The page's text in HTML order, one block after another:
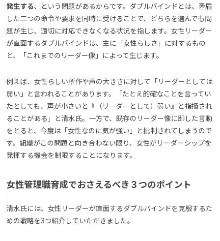
発生する、という問題があるからです。ダブルバインドとは、矛盾
した二つの命令や要求を同時に受けることで、どちらを選んでも問
題が生じ、適切に対応できなくなる状況を指します。女性リーダー
が直面するダブルバインドは、主に「女性らしさ」に対するもの
と、「これまでのリーダー像」によって生じます。
例えば、女性らしい所作や声の大きさに対して「リーダーとしては
弱い」と言われることがあります。「たとえ的確なことを言ってい
たとしても、声が小さいと『（リーダーとして）弱い』と指摘され
ることがある」と清水氏。一方で、既存のリーダー像に即した言動
をとると、今度は「女性なのに気が強い」と批判されてしまうので
す。組織がこの問題と向き合わない限り、女性がリーダーシップを
発揮する機会を制限することになります。
女性管理職育成でおさえるべき３つのポイント
清水氏には、女性リーダーが直面するダブルバインドを克服するた
めの戦略を3つ紹介していただきました。